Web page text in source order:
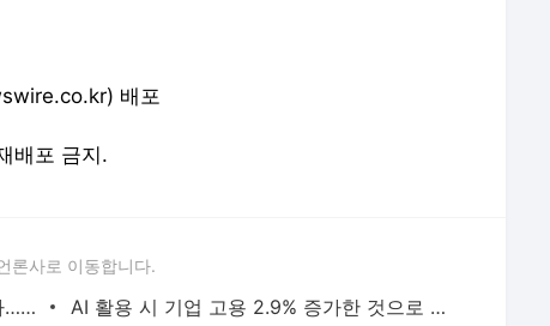
배포
배포 금지.
론사로 이동합니다.
프리뉴, 미국 오리건주 드론 로드쇼 참가… 국산 핵심 부품 기반 북미 시장 선점 가속화 - 뉴스와
AI 활용 시 기업 고용 2.9% 증가한 것으로 추정 - 뉴스와이어